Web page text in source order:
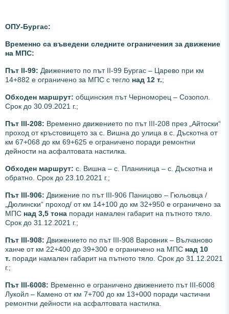
ОПУ-Бургас:
Временно са въведени следните ограничения за движение
на МПС:
Път II-99: Движението по път ІІ-99 Бургас – Царево при км
14+882 е ограничено за МПС с тегло над 12 т.;
Обходен маршрут: общинския път Черноморец – Созопол.
Срок до 30.09.2021 г.;
Път III-208: Временно движението по път ІІІ-208 през „Айтоски“
проход от кръстовището за с. Вишна до улица в с. Дъскотна от
км 67+068 до км 69+625 е ограничено поради ремонтни
дейности на асфалтовата настилка.
Обходен маршрут: с. Вишна – с. Планиница – с. Дъскотна и
обратно. Срок до 23.10.2021 г.;
Път III-906: Движение по път III-906 Паницово – Гюльовца /
„Дюлински“ проход/ от км 14+100 до км 32+950 е ограничено за
МПС над 3,5 тона поради намален габарит на пътното тяло.
Срок до 31.12.2021 г.;
Път III-908: Движението по път III-908 Варовник – Вълчаново
ханче от км 22+400 до 39+300 е ограничено на МПС над 10
т. поради намален габарит на пътното тяло. Срок до 31.12.2021
г.;
Път III-6008: Временно е ограничено движението път III-6008
Лукойл – Камено от км 7+700 до км 13+000 поради частични
ремонтни дейности на асфалтовата настилка.